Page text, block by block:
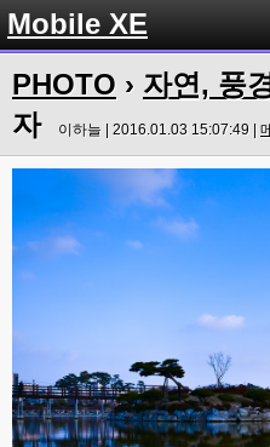
Mobile XE
PHOTO › 자연, 풍
자
이하늘 | 2016.01.03 15:07:49 |